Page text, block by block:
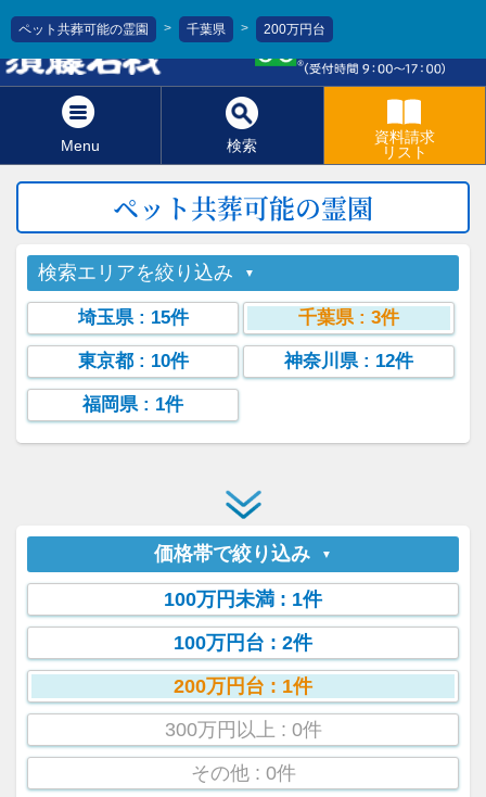
Menu 検索
資料請求
リスト
ペット共葬可能の霊園 > 千葉県 > 200万円台
ペット共葬可能の霊園
検索エリアを絞り込み
埼玉県: 15件 千葉県: 3件
東京都: 10件 神奈川県: 12件
福岡県: 1件
価格帯で絞り込み
100万円未満 : 1件
100万円台 : 2件
200万円台 : 1件
300万円以上 : 0件
その他 : 0件